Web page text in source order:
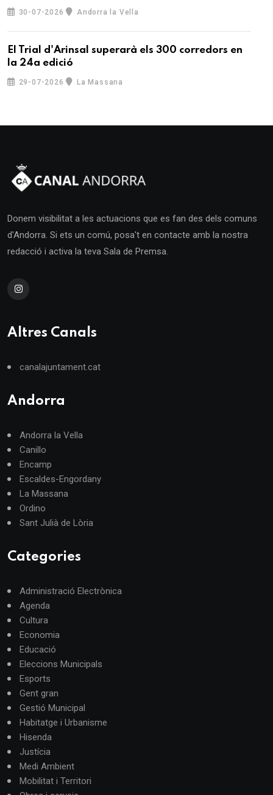
30-07-2026 Andorra la Vella
El Trial d'Arinsal superarà els 300 corredors en
la 24a edició
29-07-2026 La Massana
Donem visibilitat a les actuacions que es fan des dels comuns
d'Andorra. Si ets un comú, posa't en contacte amb la nostra
redacció i activa la teva Sala de Premsa.
Altres Canals
canalajuntament.cat
Andorra
Andorra la Vella
Canillo
Encamp
Escaldes-Engordany
La Massana
Ordino
Sant Julià de Lòria
Categories
Administració Electrònica
Agenda
Cultura
Economia
Educació
Eleccions Municipals
Esports
Gent gran
Gestió Municipal
Habitatge i Urbanisme
Hisenda
Justícia
Medi Ambient
Mobilitat i Territori